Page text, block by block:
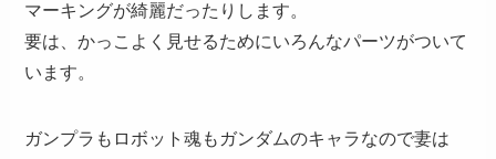
マーキングが綺麗だったりします。
要は、かっこよく見せるためにいろんなパーツがついて
います。
ガンプラもロボット魂もガンダムのキャラなので妻は